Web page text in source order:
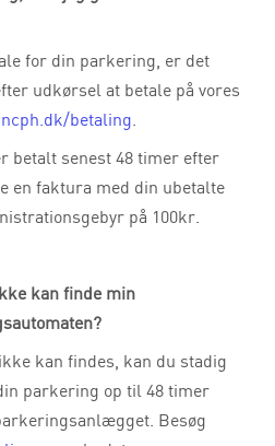
for din parkering, er det
udkørsel at betale på vores
betaling
betalt senest 48 timer efter
en faktura med din ubetalte
på 100kr.
kan finde min
kan findes, kan du stadig
parkering op til 48 timer
Besøg